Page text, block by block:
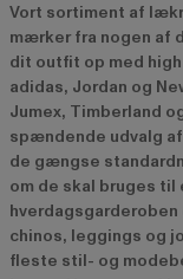
Vort sortiment af
mærker fra nogen af
dit outfit op med
adidas, Jordan og
Jumex, Timberland
spændende udvalg
de gængse
om de skal bruges
chinos, leggings og
fleste stil- og